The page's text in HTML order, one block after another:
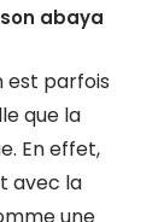
abaya
est parfois
que la
En effet,
avec la